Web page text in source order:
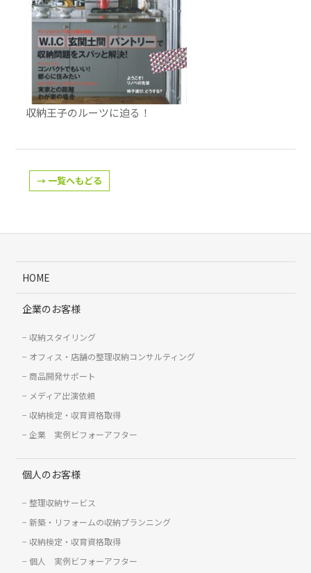
収納王子のルーツに迫る！
→ 一覧へもどる
HOME
企業のお客様
収納スタイリング
オフィス・店舗の整理収納コンサルティング
商品開発サポート
メディア出演依頼
収納検定・収育資格取得
企業 実例ビフォーアフター
個人のお客様
整理収納サービス
新築・リフォームの収納プランニング
収納検定・収育資格取得
個人 実例ビフォーアフター